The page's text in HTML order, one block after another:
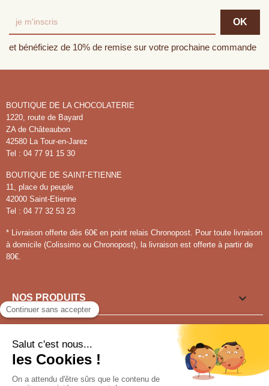
et bénéficiez de 10% de remise sur votre prochaine commande
BOUTIQUE DE LA CHOCOLATERIE
1220, route de Bayard
ZA de Châteaubon
42580 La Tour-en-Jarez
Tel : 04 77 91 15 30
BOUTIQUE DE SAINT-ETIENNE
11, place du peuple
42000 Saint-Etienne
Tel : 04 77 32 53 23
* Livraison offerte dès 60€ en point relais Chronopost. Pour toute livraison
à domicile (Colissimo ou Chronopost), la livraison est offerte à partir de
80€.
NOS PRODUITS 

VOUS SOUHAITEZ ? 